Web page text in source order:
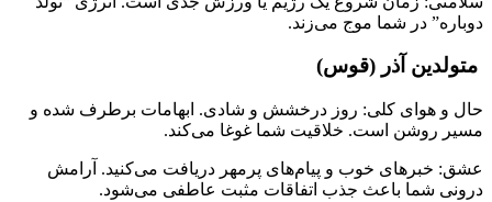
دوباره” در شما موج می‌زند.
متولدین آذر (قوس)
حال و هوای کلی: روز درخشش و شادی. ابهامات برطرف شده و
مسیر روشن است. خلاقیت شما غوغا می‌کند.
عشق: خبرهای خوب و پیام‌های پرمهر دریافت می‌کنید. آرامش
درونی شما باعث جذب اتفاقات مثبت عاطفی می‌شود.